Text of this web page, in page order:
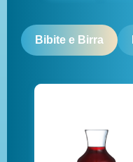
Bibite e Birra